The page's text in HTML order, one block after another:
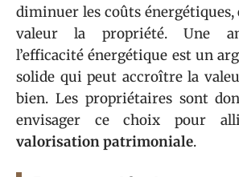
diminuer les coûts
valeur la propriété. Une
l’efficacité énergétique est un
solide qui peut accroître la
bien. Les propriétaires sont
envisager ce choix pour
valorisation patrimoniale.